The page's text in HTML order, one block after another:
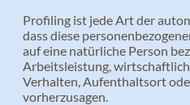
Profiling ist jede Art der
dass diese
auf eine natürliche Person
Arbeitsleistung,
Verhalten, Aufenthaltsort
vorherzusagen.